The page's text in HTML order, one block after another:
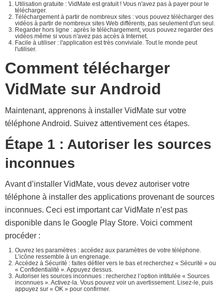
Utilisation gratuite : VidMate est gratuit ! Vous n'avez pas à payer pour le
télécharger.
Téléchargement à partir de nombreux sites : vous pouvez télécharger des
vidéos à partir de nombreux sites Web différents, pas seulement d'un seul.
Regarder hors ligne : après le téléchargement, vous pouvez regarder des
vidéos même si vous n'avez pas accès à Internet.
Facile à utiliser : l'application est très conviviale. Tout le monde peut
l'utiliser.
Comment télécharger
VidMate sur Android
Maintenant, apprenons à installer VidMate sur votre
téléphone Android. Suivez attentivement ces étapes.
Étape 1 : Autoriser les sources
inconnues
Avant d’installer VidMate, vous devez autoriser votre
téléphone à installer des applications provenant de sources
inconnues. Ceci est important car VidMate n’est pas
disponible dans le Google Play Store. Voici comment
procéder :
Ouvrez les paramètres : accédez aux paramètres de votre téléphone.
L’icône ressemble à un engrenage.
Accédez à Sécurité : faites défiler vers le bas et recherchez « Sécurité » ou
« Confidentialité ». Appuyez dessus.
Autoriser les sources inconnues : recherchez l’option intitulée « Sources
inconnues ». Activez-la. Vous pouvez voir un avertissement. Lisez-le, puis
appuyez sur « OK » pour confirmer.